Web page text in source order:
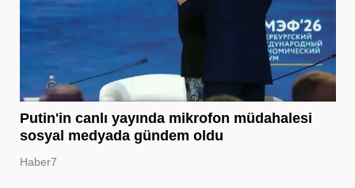
Putin'in canlı yayında mikrofon müdahalesi
sosyal medyada gündem oldu
Haber7